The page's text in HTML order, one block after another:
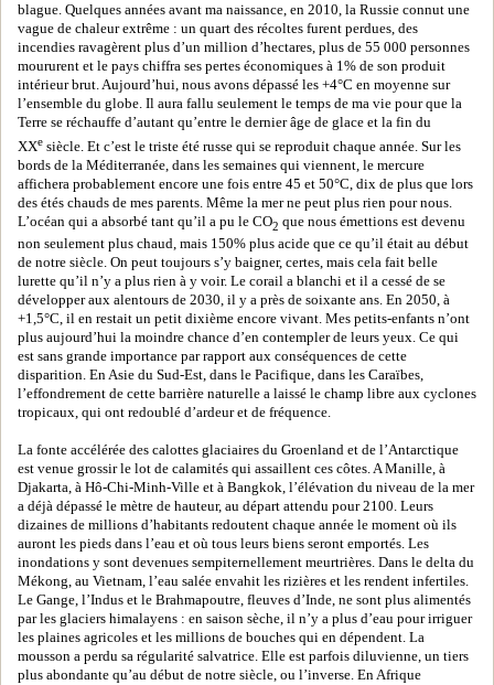
blague. Quelques années avant ma naissance, en 2010, la Russie connut une
vague de chaleur extrême : un quart des récoltes furent perdues, des
incendies ravagèrent plus d’un million d’hectares, plus de 55 000 personnes
moururent et le pays chiffra ses pertes économiques à 1% de son produit
intérieur brut. Aujourd’hui, nous avons dépassé les +4°C en moyenne sur
l’ensemble du globe. Il aura fallu seulement le temps de ma vie pour que la
Terre se réchauffe d’autant qu’entre le dernier âge de glace et la fin du
XXe siècle. Et c’est le triste été russe qui se reproduit chaque année. Sur les
bords de la Méditerranée, dans les semaines qui viennent, le mercure
affichera probablement encore une fois entre 45 et 50°C, dix de plus que lors
des étés chauds de mes parents. Même la mer ne peut plus rien pour nous.
L’océan qui a absorbé tant qu’il a pu le CO2 que nous émettions est devenu
non seulement plus chaud, mais 150% plus acide que ce qu’il était au début
de notre siècle. On peut toujours s’y baigner, certes, mais cela fait belle
lurette qu’il n’y a plus rien à y voir. Le corail a blanchi et il a cessé de se
développer aux alentours de 2030, il y a près de soixante ans. En 2050, à
+1,5°C, il en restait un petit dixième encore vivant. Mes petits-enfants n’ont
plus aujourd’hui la moindre chance d’en contempler de leurs yeux. Ce qui
est sans grande importance par rapport aux conséquences de cette
disparition. En Asie du Sud-Est, dans le Pacifique, dans les Caraïbes,
l’effondrement de cette barrière naturelle a laissé le champ libre aux cyclones
tropicaux, qui ont redoublé d’ardeur et de fréquence.
La fonte accélérée des calottes glaciaires du Groenland et de l’Antarctique
est venue grossir le lot de calamités qui assaillent ces côtes. A Manille, à
Djakarta, à Hô-Chi-Minh-Ville et à Bangkok, l’élévation du niveau de la mer
a déjà dépassé le mètre de hauteur, au départ attendu pour 2100. Leurs
dizaines de millions d’habitants redoutent chaque année le moment où ils
auront les pieds dans l’eau et où tous leurs biens seront emportés. Les
inondations y sont devenues sempiternellement meurtrières. Dans le delta du
Mékong, au Vietnam, l’eau salée envahit les rizières et les rendent infertiles.
Le Gange, l’Indus et le Brahmapoutre, fleuves d’Inde, ne sont plus alimentés
par les glaciers himalayens : en saison sèche, il n’y a plus d’eau pour irriguer
les plaines agricoles et les millions de bouches qui en dépendent. La
mousson a perdu sa régularité salvatrice. Elle est parfois diluvienne, un tiers
plus abondante qu’au début de notre siècle, ou l’inverse. En Afrique